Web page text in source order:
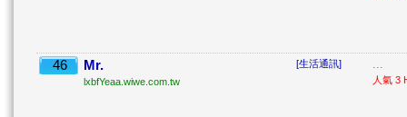
46 Mr.
lxbfYeaa.wiwe.com.tw
[生活通訊] ...
人氣 3